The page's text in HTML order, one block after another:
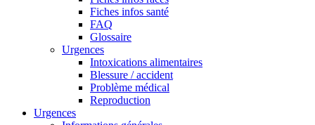
Fiches infos santé
FAQ
Glossaire
Urgences
Intoxications alimentaires
Blessure / accident
Problème médical
Reproduction
Urgences